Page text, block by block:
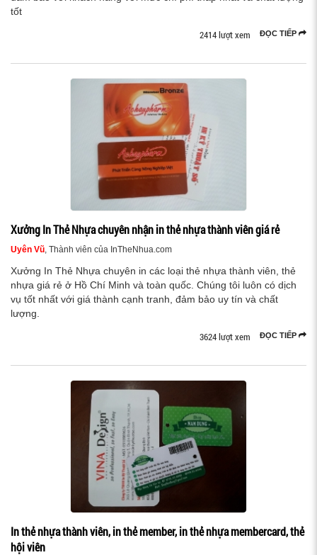
tốt
ĐỌC TIẾP
2414 lượt xem
Xưởng In Thẻ Nhựa chuyên nhận in thẻ nhựa thành viên giá rẻ
Uyên Vũ, Thành viên của InTheNhua.com
Xưởng In Thẻ Nhựa chuyên in các loại thẻ nhựa thành viên, thẻ
nhựa giá rẻ ở Hồ Chí Minh và toàn quốc. Chúng tôi luôn có dịch
vụ tốt nhất với giá thành cạnh tranh, đảm bảo uy tín và chất
lượng.
ĐỌC TIẾP
3624 lượt xem
In thẻ nhựa thành viên, in thẻ member, in thẻ nhựa membercard, thẻ
hội viên